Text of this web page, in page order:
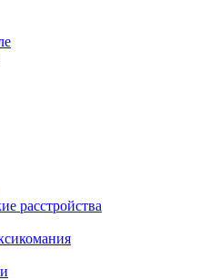
расстройства